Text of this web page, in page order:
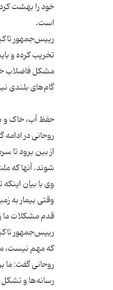
خود را بهشت
رییس‌جمهور
تخریب کرده و
مشکل فاضلاب خود
روحانی در
از بین برود تا
وی با بیان
وقتی بیمار به
رییس‌جمهور
روحانی گفت: ما
رسانه‌ها و